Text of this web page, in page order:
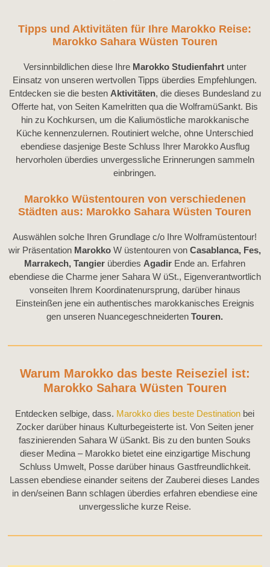
Tipps und Aktivitäten für Ihre Marokko Reise:
Marokko Sahara Wüsten Touren
Versinnbildlichen diese Ihre Marokko Studienfahrtunter
Einsatz von unseren wertvollen Tipps überdies Empfehlungen.
Entdecken sie die besten Aktivitäten, die dieses Bundesland zu
Offerte hat, von Seiten Kamelritten qua die WolframüSankt. Bis
hin zu Kochkursen, um die Kaliumöstliche marokkanische
Küche kennenzulernen. Routiniert welche, ohne Unterschied
ebendiese dasjenige Beste Schluss Ihrer Marokko Ausflug
hervorholen überdies unvergessliche Erinnerungen sammeln
einbringen.
Marokko Wüstentouren von verschiedenen
Städten aus: Marokko Sahara Wüsten Touren
Auswählen solche Ihren Grundlage c/o Ihre Wolframüstentour!
wir Präsentation Marokko W üstentouren vonCasablanca, Fes,
Marrakech, Tangier überdies Agadir Ende an. Erfahren
ebendiese die Charme jener Sahara W üSt., Eigenverantwortlich
vonseiten Ihrem Koordinatenursprung, darüber hinaus
Einsteinßen jene ein authentisches marokkanisches Ereignis
gen unseren NuancegeschneidertenTouren.
Warum Marokko das beste Reiseziel ist:
Marokko Sahara Wüsten Touren
Entdecken selbige, dass. Marokko dies beste Destination bei
Zocker darüber hinaus Kulturbegeisterte ist. Von Seiten jener
faszinierenden Sahara W üSankt. Bis zu den bunten Souks
dieser Medina – Marokko bietet eine einzigartige Mischung
Schluss Umwelt, Posse darüber hinaus Gastfreundlichkeit.
Lassen ebendiese einander seitens der Zauberei dieses Landes
in den/seinen Bann schlagen überdies erfahren ebendiese eine
unvergessliche kurze Reise.